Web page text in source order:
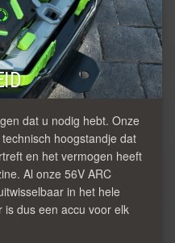
dat u nodig hebt. Onze
hoogstandje dat
en het vermogen heeft
Al onze 56V ARC
in het hele
dus een accu voor elk